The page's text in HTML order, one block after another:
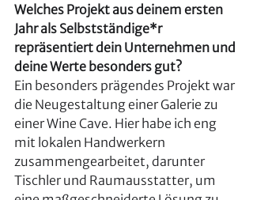
Welches Projekt aus deinem ersten
Jahr als Selbstständige*r
repräsentiert dein Unternehmen und
deine Werte besonders gut?
Ein besonders prägendes Projekt war
die Neugestaltung einer Galerie zu
einer Wine Cave. Hier habe ich eng
mit lokalen Handwerkern
zusammengearbeitet, darunter
Tischler und Raumausstatter, um